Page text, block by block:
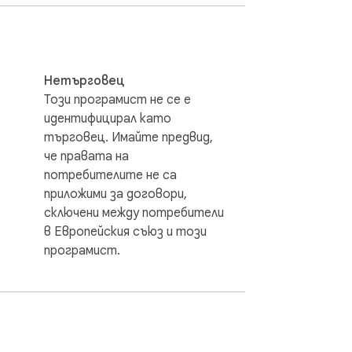
as effortless as a single click. With
making it easier than ever to
With a single click, you can copy
who need to quickly reference font
Whatfont without any premium
Нетърговец
Този програмист не се е
идентифицирал като
търговец. Имайте предвид,
че правата на
потребителите не са
приложими за договори,
сключени между потребители
в Европейския съюз и този
програмист.